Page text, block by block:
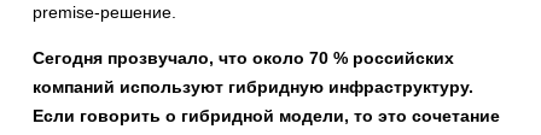
premise-решение.
Сегодня прозвучало, что около 70 % российских
компаний используют гибридную инфраструктуру.
Если говорить о гибридной модели, то это сочетание